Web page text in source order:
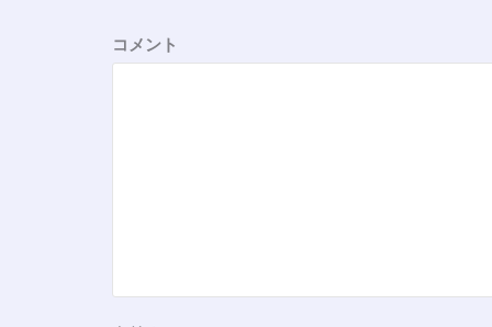
ョ
コメント